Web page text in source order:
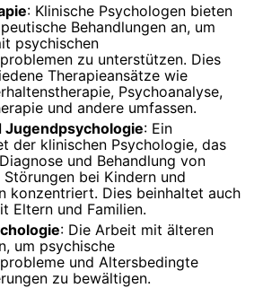
: Klinische Psychologen bieten
Behandlungen an, um
psychischen
zu unterstützen. Dies
Therapieansätze wie
Psychoanalyse,
und andere umfassen.
Jugendpsychologie: Ein
der klinischen Psychologie, das
und Behandlung von
Störungen bei Kindern und
konzentriert. Dies beinhaltet auch
Eltern und Familien.
: Die Arbeit mit älteren
um psychische
und Altersbedingte
zu bewältigen.